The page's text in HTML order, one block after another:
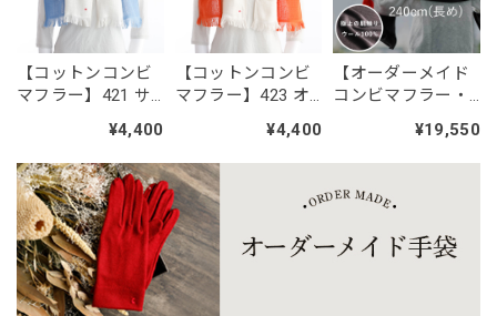
「糸と職人が作った、12匹のどうぶつたち。 人気の刺繍ワッペン ／シール・アイロン2WAY」
No.10 トイプードル白
がスマホケースに貼って喜んでます。 ありがとうございま
す。
ブラックレース
【コットンコンビ
マフラー】421 サ
ボリー／オーガニ
ックスーピマコッ
トン100％・UVカ
ット・今治タオル
¥4,400
【コットンコンビ
マフラー】423 オ
オーガニックスー
ピマコットン
100％・UVカッ
ト・今治タオル
¥4,400
【オーダーメイド
コンビマフラー・
ｃｍ／自分だけの
カラーで長さも選
ラーオーダー」／
¥19,550